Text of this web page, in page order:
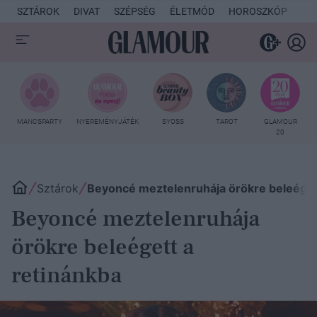
SZTÁROK DIVAT SZÉPSÉG ÉLETMÓD HOROSZKÓP
MANCSPARTY NYEREMÉNYJÁTÉK SYOSS TAROT
GLAMOUR
20
Sztárok Beyoncé meztelenruhája örökre
Beyoncé meztelenruhája
örökre beleégett a
retinánkba